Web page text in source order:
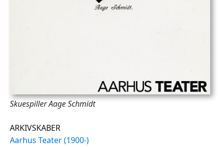
Skuespiller Aage Schmidt
ARKIVSKABER
Aarhus Teater (1900-)